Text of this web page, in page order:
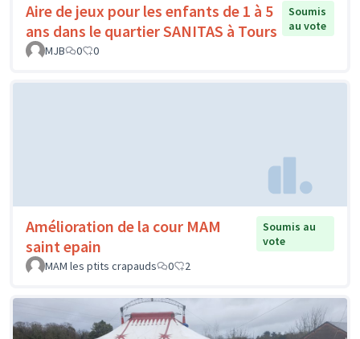
Aire de jeux pour les enfants de 1 à 5
ans dans le quartier SANITAS à Tours
Soumis
au vote
MJB
0 0
Amélioration de la cour MAM
saint epain
Soumis au
vote
MAM les ptits crapauds
0 2